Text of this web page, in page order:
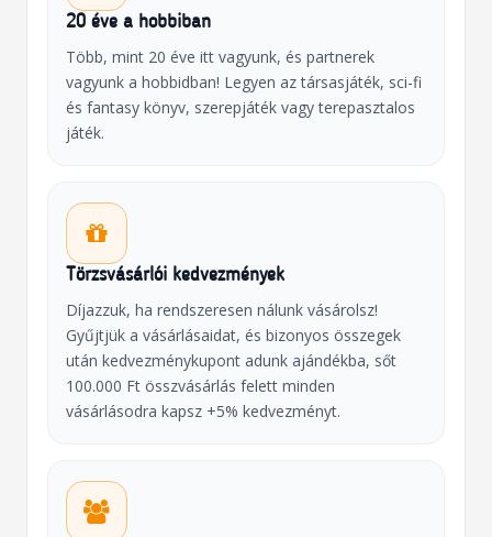
20 éve a hobbiban
Több, mint 20 éve itt vagyunk, és partnerek
vagyunk a hobbidban! Legyen az társasjáték, sci-fi
és fantasy könyv, szerepjáték vagy terepasztalos
játék.
Törzsvásárlói kedvezmények
Díjazzuk, ha rendszeresen nálunk vásárolsz!
Gyűjtjük a vásárlásaidat, és bizonyos összegek
után kedvezménykupont adunk ajándékba, sőt
100.000 Ft összvásárlás felett minden
vásárlásodra kapsz +5% kedvezményt.